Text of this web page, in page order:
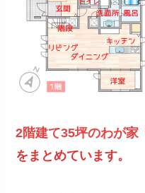
2階建て35坪のわが家
をまとめています。